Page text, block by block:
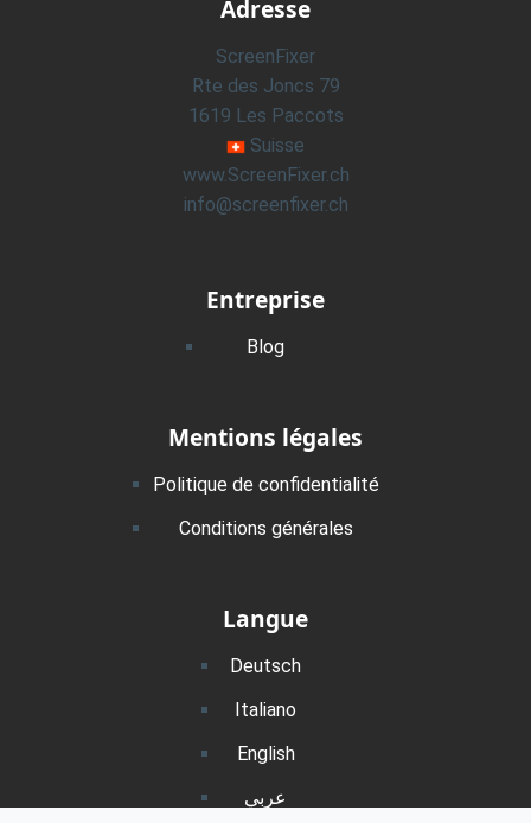
Adresse
ScreenFixer
Rte des Joncs 79
1619 Les Paccots
Suisse
www.ScreenFixer.ch
info@screenfixer.ch
Entreprise
Blog
Mentions légales
Politique de confidentialité
Conditions générales
Langue
Deutsch
Italiano
English
عربي